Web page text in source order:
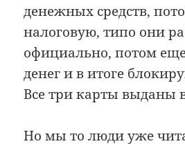
денежных средств,
налоговую, типо они
официально, потом
денег и в итоге
Все три карты выданы
Но мы то люди уже